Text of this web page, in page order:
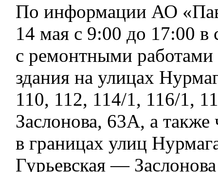
По информации АО
14 мая с 9:00 до 17:00 в
с ремонтными работами
здания на улицах
110, 112, 114/1, 116/1,
Заслонова, 63А, а также
в границах улиц
Гурьевская —